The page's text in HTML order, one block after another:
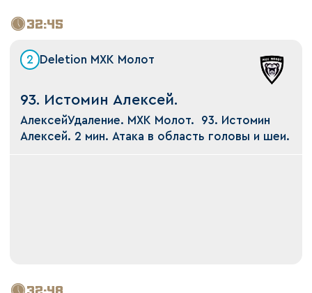
32:45
2 Deletion МХК Молот
93. Истомин Алексей.
АлексейУдаление. МХК Молот. 93. Истомин
Алексей. 2 мин. Атака в область головы и шеи.